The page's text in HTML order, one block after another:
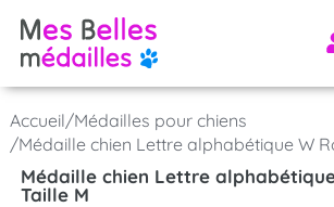
Accueil/Médailles pour chiens
/Médaille chien Lettre alphabétique W
Médaille chien Lettre
Taille M